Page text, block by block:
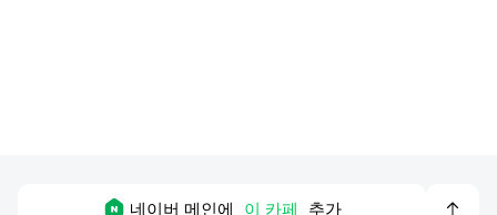
네이버 메인에 이 카페 추가